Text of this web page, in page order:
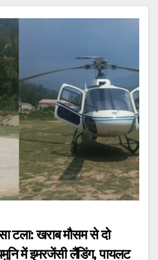
टला: खराब मौसम से दो
में इमरजेंसी लैंडिंग, पायलट